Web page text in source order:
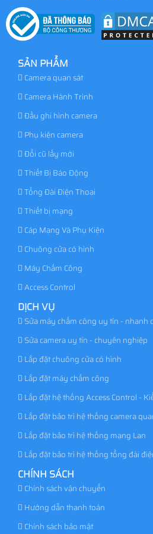
SẢN PHẨM
Camera quan sát
Camera Hành Trình
Đầu ghi hình camera
Phụ kiện camera
Đổi cũ lấy mới
Thiết Bị Báo Động
Tổng Đài Điện Thoại
Thiết bị mạng
Cáp Mạng Và Phụ Kiện
Chuông cửa có hình
Máy Chấm Công
Access Control
DỊCH VỤ
Sửa máy chấm công uy tín - nhanh
Sửa camera uy tín - chuyên nghiệp
Lắp đặt chuông cửa có hình
Lắp đặt máy chấm công
Lắp đặt hệ thống Access Control -
Lắp đặt bảo trì hệ thống camera
Lắp đặt bảo trì hệ thống mạng Lan
Lắp đặt bảo trì hệ thống tổng đài
CHÍNH SÁCH
Chính sách vận chuyển
Hướng dẫn thanh toán
Chính sách bảo mật